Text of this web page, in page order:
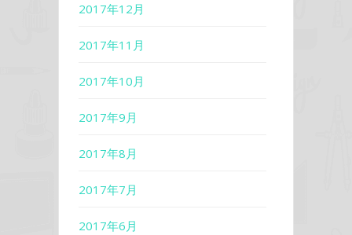
2017年12月
2017年11月
2017年10月
2017年9月
2017年8月
2017年7月
2017年6月